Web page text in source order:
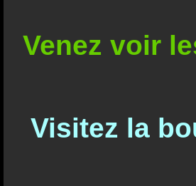
Venez voir
Visitez la